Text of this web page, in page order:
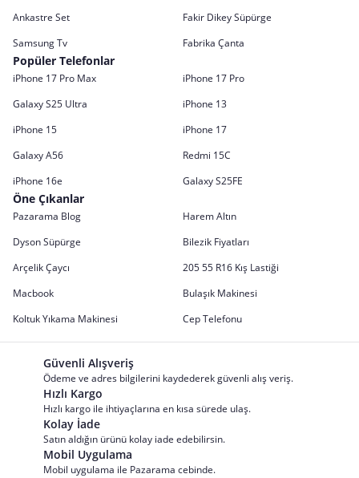
Ankastre Set
Fakir Dikey Süpürge
Samsung Tv
Fabrika Çanta
Popüler Telefonlar
iPhone 17 Pro Max
iPhone 17 Pro
Galaxy S25 Ultra
iPhone 13
iPhone 15
iPhone 17
Galaxy A56
Redmi 15C
iPhone 16e
Galaxy S25FE
Öne Çıkanlar
Pazarama Blog
Harem Altın
Dyson Süpürge
Bilezik Fiyatları
Arçelik Çaycı
205 55 R16 Kış Lastiği
Macbook
Bulaşık Makinesi
Koltuk Yıkama Makinesi
Cep Telefonu
Güvenli Alışveriş
Ödeme ve adres bilgilerini kaydederek güvenli alış veriş.
Hızlı Kargo
Hızlı kargo ile ihtiyaçlarına en kısa sürede ulaş.
Kolay İade
Satın aldığın ürünü kolay iade edebilirsin.
Mobil Uygulama
Mobil uygulama ile Pazarama cebinde.